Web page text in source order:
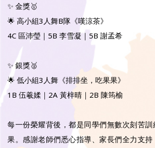
✨ 金獎🥇
🌟 高小組3人舞B隊《嘆涼茶》
4C 區沛瑩｜5B 李雪凝｜5B 謝孟希
✨ 銀獎🥈
🌟 低小組3人舞《排排坐，吃果果》
1B 伍羲媃｜2A 黃梓晴｜2B 陳筠榆
每一份榮耀背後，都是同學們無數次刻苦
果。感謝老師們悉心指導、家長們全力支